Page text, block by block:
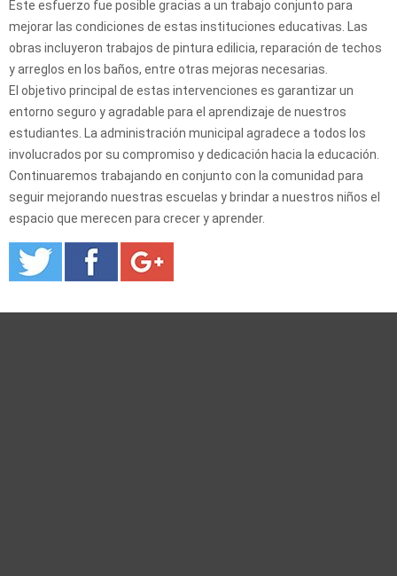
Este esfuerzo fue posible gracias a un trabajo conjunto para
mejorar las condiciones de estas instituciones educativas. Las
obras incluyeron trabajos de pintura edilicia, reparación de techos
y arreglos en los baños, entre otras mejoras necesarias.
El objetivo principal de estas intervenciones es garantizar un
entorno seguro y agradable para el aprendizaje de nuestros
estudiantes. La administración municipal agradece a todos los
involucrados por su compromiso y dedicación hacia la educación.
Continuaremos trabajando en conjunto con la comunidad para
seguir mejorando nuestras escuelas y brindar a nuestros niños el
espacio que merecen para crecer y aprender.